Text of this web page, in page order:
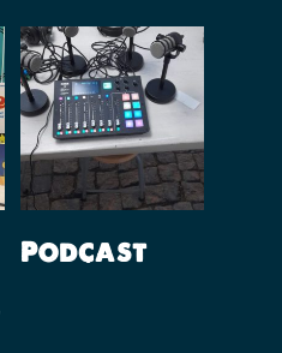
Podcast